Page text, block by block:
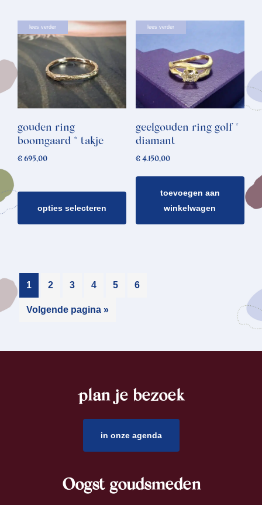
lees verder
gouden ring
boomgaard * takje
€ 695,00
opties selecteren
product
heeft
meerdere
variaties.
Deze
kan
gekozen
worden
de
productpagina
lees verder
geelgouden ring golf *
diamant
€4.150,00
toevoegen aan
winkelwagen
1 2 3 4 5 6
Volgende pagina »
plan je bezoek
in onze agenda
Oogst goudsmeden